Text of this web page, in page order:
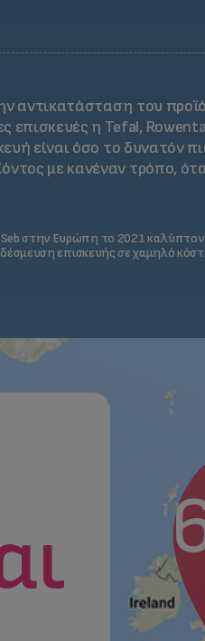
αντικατάσταση του
η Tefal,
είναι όσο το δυνατόν
με κανέναν τρόπο,
στην Ευρώπη το 2021
επισκευής σε χαμηλό